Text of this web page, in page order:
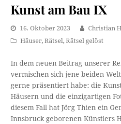
Kunst am Bau IX
16. Oktober 2023
Christian
Häuser,Rätsel,Rätsel gelöst
In dem neuen Beitrag unserer
vermischen sich jene beiden
gerne präsentiert habe: die
Häusern und die einzigartigen
diesem Fall hat Jörg Thien ein
Innsbruck geborenen Künstlers